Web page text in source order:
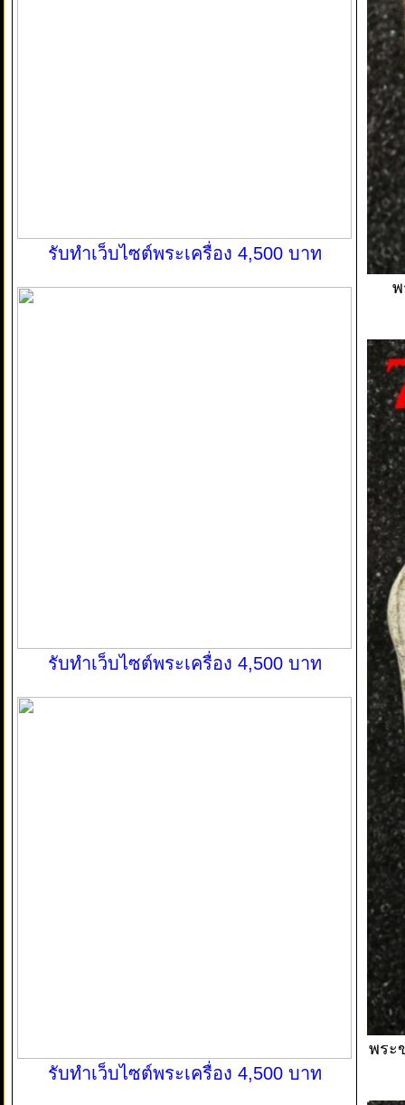
รับทำเว็บไซต์พระเครื่อง 4,500 บาท
รับทำเว็บไซต์พระเครื่อง 4,500 บาท
รับทำเว็บไซต์พระเครื่อง 4,500 บาท
พ
พระ